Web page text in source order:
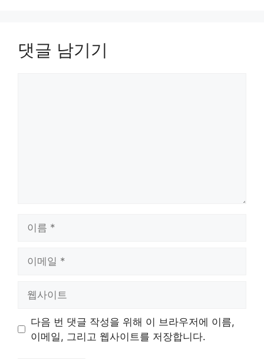
댓글 남기기
트
다음 번 댓글 작성을 위해 이 브라우저에 이름,
이메일, 그리고 웹사이트를 저장합니다.